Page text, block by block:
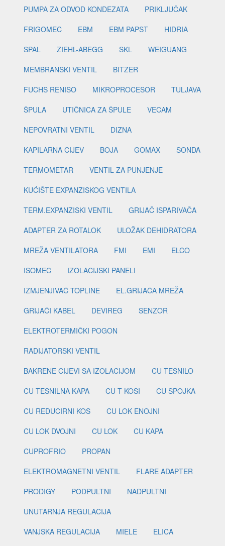
PUMPA ZA ODVOD KONDEZATA
PRIKLJUČAK
FRIGOMEC
EBM EBM PAPST
HIDRIA
SPAL
ZIEHL-ABEGG SKL
WEIGUANG
MEMBRANSKI VENTIL
BITZER
FUCHS RENISO
MIKROPROCESOR
TULJAVA
ŠPULA
UTIČNICA ZA ŠPULE
VECAM
NEPOVRATNI VENTIL
DIZNA
KAPILARNA CIJEV
BOJA GOMAX
SONDA
TERMOMETAR
VENTIL ZA PUNJENJE
KUĆIŠTE EXPANZISKOG VENTILA
TERM.EXPANZISKI VENTIL
GRIJAČ ISPARIVAČA
ADAPTER ZA ROTALOK
ULOŽAK DEHIDRATORA
MREŽA VENTILATORA
FMI EMI
ELCO
ISOMEC
IZOLACIJSKI PANELI
IZMJENJIVAČ TOPLINE
EL.GRIJAČA MREŽA
GRIJAČI KABEL
DEVIREG
SENZOR
ELEKTROTERMIČKI POGON
RADIJATORSKI VENTIL
BAKRENE CIJEVI SA IZOLACIJOM
CU TESNILO
CU TESNILNA KAPA
CU T KOSI
CU SPOJKA
CU REDUCIRNI KOS
CU LOK ENOJNI
CU LOK DVOJNI
CU LOK
CU KAPA
CUPROFRIO
PROPAN
ELEKTROMAGNETNI VENTIL
FLARE ADAPTER
PRODIGY
PODPULTNI
NADPULTNI
UNUTARNJA REGULACIJA
VANJSKA REGULACIJA
MIELE
ELICA